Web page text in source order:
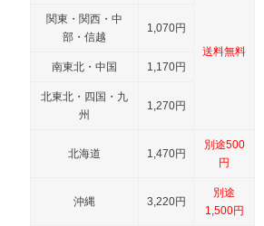
送料無料
関東・関西・中
部・信越
1,070円
南東北・中国 1,170円
北東北・四国・九
州
1,270円
北海道 1,470円
別途500
円
沖縄 3,220円
別途
1,500円